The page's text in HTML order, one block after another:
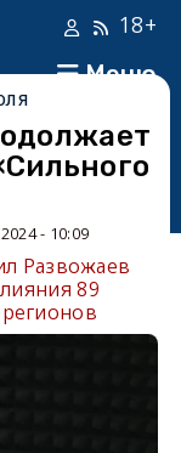
Меню
18+
- 10:09
Развожаев
89